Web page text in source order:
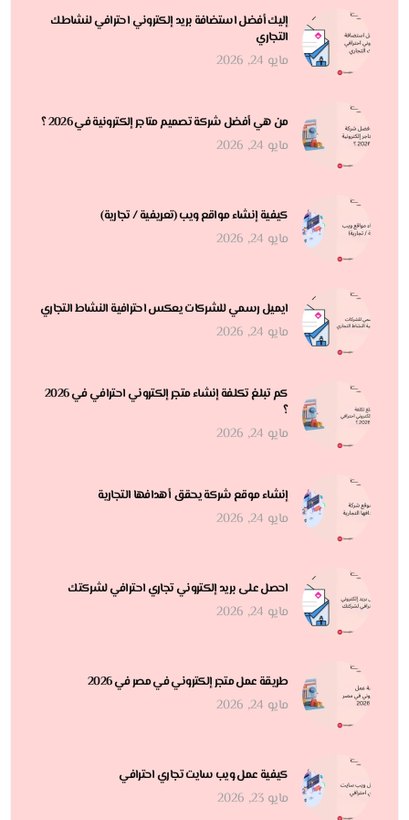
إليك أفضل استضافة بريد إلكتروني احترافي لنشاطك
التجاري
مايو 24, 2026
من هي أفضل شركة تصميم متاجر إلكترونية في 2026 ؟
مايو 24, 2026
كيفية إنشاء مواقع ويب (تعريفية / تجارية)
مايو 24, 2026
ايميل رسمي للشركات يعكس احترافية النشاط التجاري
مايو 24, 2026
كم تبلغ تكلفة إنشاء متجر إلكتروني احترافي في 2026
؟
مايو 24, 2026
إنشاء موقع شركة يحقق أهدافها التجارية
مايو 24, 2026
احصل على بريد إلكتروني تجاري احترافي لشركتك
مايو 24, 2026
طريقة عمل متجر إلكتروني في مصر في 2026
مايو 24, 2026
كيفية عمل ويب سايت تجاري احترافي
مايو 23, 2026